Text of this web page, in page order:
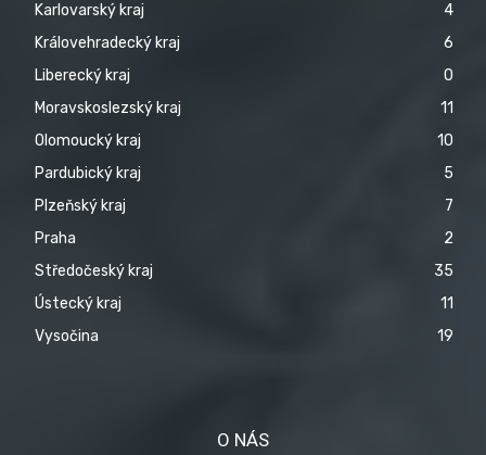
Karlovarský kraj
4
Královehradecký kraj
6
Liberecký kraj
0
Moravskoslezský kraj
11
Olomoucký kraj
10
Pardubický kraj
5
Plzeňský kraj
7
Praha
2
Středočeský kraj
35
Ústecký kraj
11
Vysočina
19
O NÁS